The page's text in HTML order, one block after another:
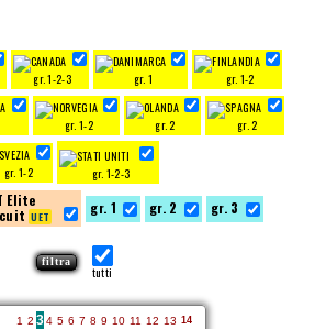
gr. 1-2-3 gr. 1 gr. 1-2
gr. 1-2 gr. 2 gr. 2
gr. 1-2 gr. 1-2-3
Elite
gr. 1 gr. 2 gr. 3
tutti
1 2 34 5 6 7 8 9 10 11 12 13 14